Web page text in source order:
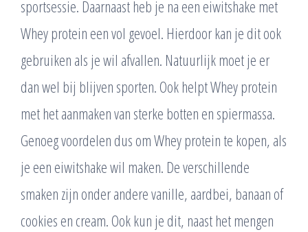
sportsessie. Daarnaast heb je na een eiwitshake met
Whey protein een vol gevoel. Hierdoor kan je dit ook
gebruiken als je wil afvallen. Natuurlijk moet je er
dan wel bij blijven sporten. Ook helpt Whey protein
met het aanmaken van sterke botten en spiermassa.
Genoeg voordelen dus om Whey protein te kopen, als
je een eiwitshake wil maken. De verschillende
smaken zijn onder andere vanille, aardbei, banaan of
cookies en cream. Ook kun je dit, naast het mengen